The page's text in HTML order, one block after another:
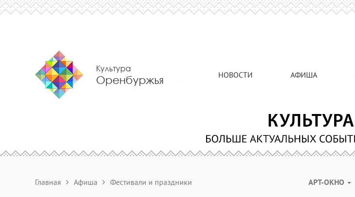
Культура
Оренбуржья НОВОСТИ АФИША
Главная Афиша Фестивали и праздники АРТ-ОКНО